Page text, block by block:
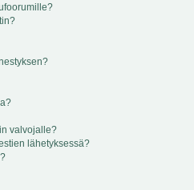
valvojalle?
lähetyksessä?